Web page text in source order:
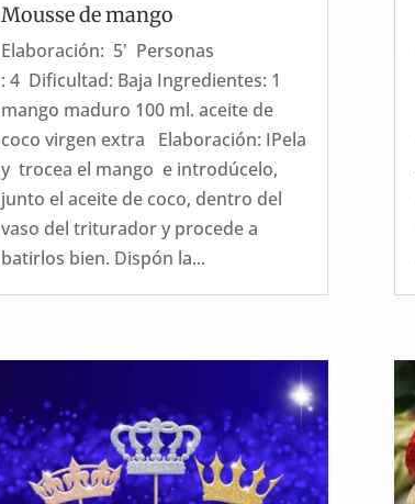
Mousse de mango
Elaboración: 5' Personas
: 4 Dificultad: Baja Ingredientes: 1
mango maduro 100 ml. aceite de
coco virgen extra Elaboración: IPela
y trocea el mango e introdúcelo,
junto el aceite de coco, dentro del
vaso del triturador y procede a
batirlos bien. Dispón la...